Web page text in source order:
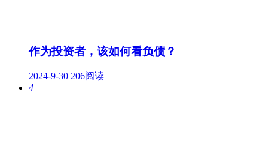
作为投资者，该如何看负债？
2024-9-30 206阅读
4